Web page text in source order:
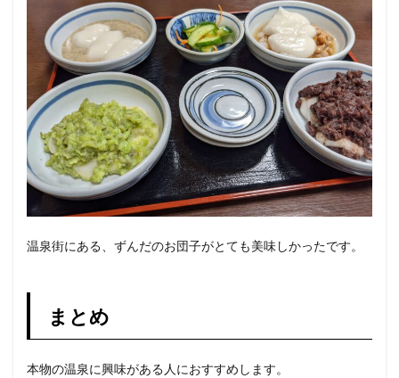
温泉街にある、ずんだのお団子がとても美味しかったです。
まとめ
本物の温泉に興味がある人におすすめします。